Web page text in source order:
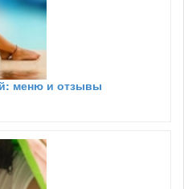
меню и отзывы